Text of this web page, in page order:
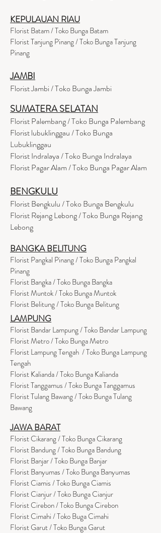
KEPULAUAN RIAU
Florist Batam / Toko Bunga Batam
Florist Tanjung Pinang / Toko Bunga Tanjung
Pinang
JAMBI
Florist Jambi / Toko Bunga Jambi
SUMATERA SELATAN
Florist Palembang / Toko Bunga Palembang
Florist lubuklinggau / Toko Bunga
Lubuklinggau
Florist Indralaya / Toko Bunga Indralaya
Florist Pagar Alam / Toko Bunga Pagar Alam
BENGKULU
Florist Bengkulu / Toko Bunga Bengkulu
Florist Rejang Lebong / Toko Bunga Rejang
Lebong
BANGKA BELITUNG
Florist Pangkal Pinang / Toko Bunga Pangkal
Pinang
Florist Bangka / Toko Bunga Bangka
Florist Muntok / Toko Bunga Muntok
Florist Belitung / Toko Bunga Belitung
LAMPUNG
Florist Bandar Lampung / Toko Bandar Lampung
Florist Metro / Toko Bunga Metro
Florist Lampung Tengah / Toko Bunga Lampung
Tengah
Florist Kalianda / Toko Bunga Kalianda
Florist Tanggamus / Toko Bunga Tanggamus
Florist Tulang Bawang / Toko Bunga Tulang
Bawang
JAWA BARAT
Florist Cikarang/ Toko Bunga Cikarang
Florist Bandung / Toko Bunga Bandung
Florist Banjar / Toko Bunga Banjar
Florist Banyumas / Toko Bunga Banyumas
Florist Ciamis / Toko Bunga Ciamis
Florist Cianjur / Toko Bunga Cianjur
Florist Cirebon / Toko Bunga Cirebon
Florist Cimahi / Toko Buga Cimahi
Florist Garut / Toko Bunga Garut